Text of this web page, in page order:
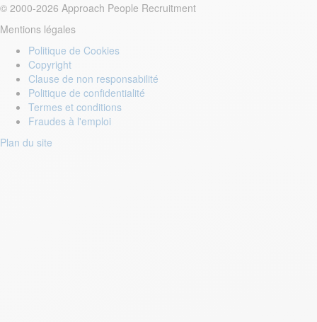
© 2000-2026 Approach People Recruitment
Mentions légales
Politique de Cookies
Copyright
Clause de non responsabilité
Politique de confidentialité
Termes et conditions
Fraudes à l'emploi
Plan du site